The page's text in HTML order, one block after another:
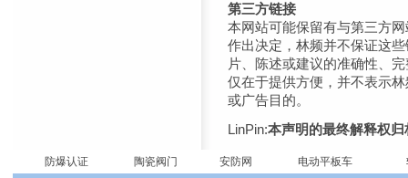
第三方链接
本网站可能保留有与第三方
作出决定，林频并不保证这
片、陈述或建议的准确性、
仅在于提供方便，并不表示
或广告目的。
LinPin:本声明的最终解释权
防爆认证 陶瓷阀门 安防网 电动平板车